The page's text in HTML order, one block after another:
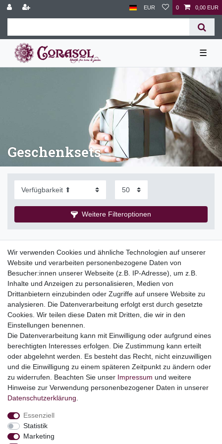
EUR 0 0,00 EUR
☰
Geschenksets
Weitere Filteroptionen
Top Kategorien
Adventskalender
Geschenke
Booklets
Themen
Ostern
Angebote
stark reduzierte B-Ware
Kundenservice
Versand & Lieferung
Impressum
Wir verwenden Cookies und ähnliche Technologien auf unserer
Website und verarbeiten personenbezogene Daten von
Besucher:innen unserer Webseite (z.B. IP-Adresse), um z.B.
Inhalte und Anzeigen zu personalisieren, Medien von
Drittanbietern einzubinden oder Zugriffe auf unsere Website zu
analysieren. Die Datenverarbeitung erfolgt erst durch gesetzte
Cookies. Wir teilen diese Daten mit Dritten, die wir in den
Einstellungen benennen.
Die Datenverarbeitung kann mit Einwilligung oder aufgrund eines
berechtigten Interesses erfolgen. Die Zustimmung kann erteilt
oder abgelehnt werden. Es besteht das Recht, nicht einzuwilligen
und die Einwilligung zu einem späteren Zeitpunkt zu ändern oder
zu widerrufen. Beachten Sie unser Impressum und weitere
Hinweise zur Verwendung personenbezogener Daten in unserer
Daten­schutz­erklärung
Essenziell
Statistik
Marketing